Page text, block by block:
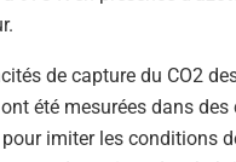
de capture du CO2
été mesurées dans
imiter les conditions